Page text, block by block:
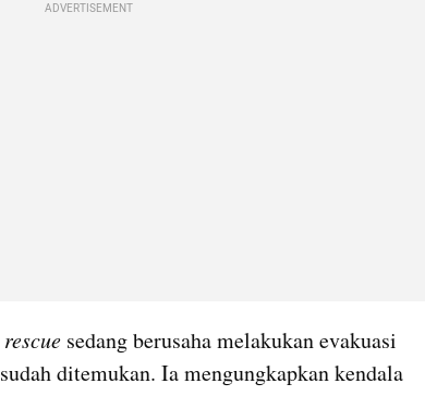
ADVERTISEMENT
rescue sedang berusaha melakukan evakuasi
ditemukan. Ia mengungkapkan kendala